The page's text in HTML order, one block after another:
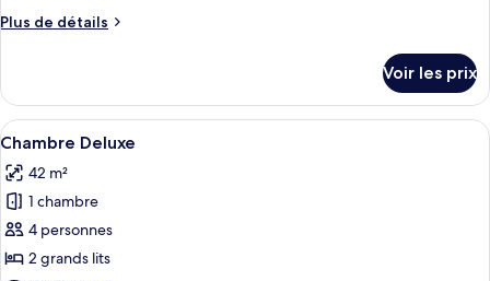
chambre :
Plus de détails
Plus
le
type
de
Chambre
Deluxe
Voir les prix
Afficher
toutes
les
photos
pour
ce
Une chambre d’hôtel avec deux
2
Chambre Deluxe
42 m²
1 chambre
4 personnes
2 grands lits